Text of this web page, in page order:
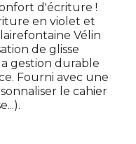
d'écriture !
en violet et
Vélin
de glisse
gestion durable
Fourni avec une
le cahier